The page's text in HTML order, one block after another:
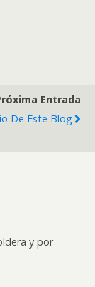
Entrada
De Este Blog
y por